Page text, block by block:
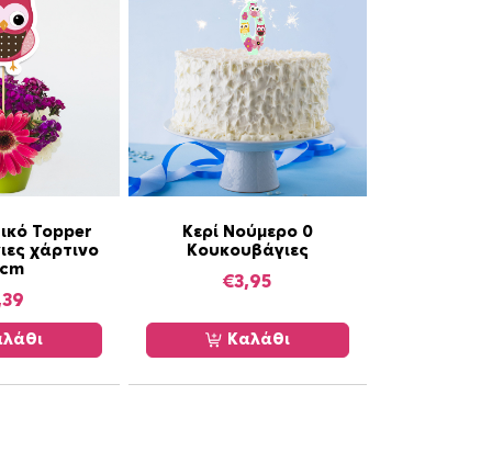
Topper
χάρτινο
Κερί Νούμερο 0
Κουκουβάγιες
€3,95
Καλάθι